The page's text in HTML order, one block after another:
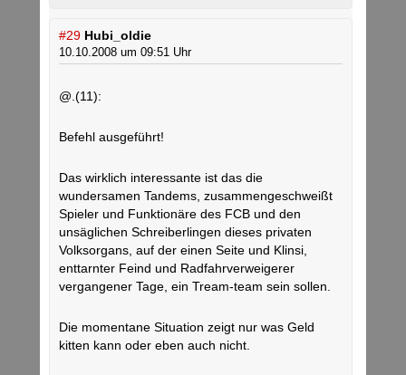
#29 Hubi_oldie
10.10.2008 um 09:51 Uhr
@.(11):
Befehl ausgeführt!
Das wirklich interessante ist das die
wundersamen Tandems, zusammengeschweißt
Spieler und Funktionäre des FCB und den
unsäglichen Schreiberlingen dieses privaten
Volksorgans, auf der einen Seite und Klinsi,
enttarnter Feind und Radfahrverweigerer
vergangener Tage, ein Tream-team sein sollen.
Die momentane Situation zeigt nur was Geld
kitten kann oder eben auch nicht.